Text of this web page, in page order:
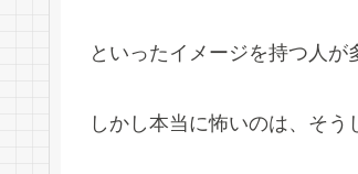
といったイメージを持つ人が
しかし本当に怖いのは、そう